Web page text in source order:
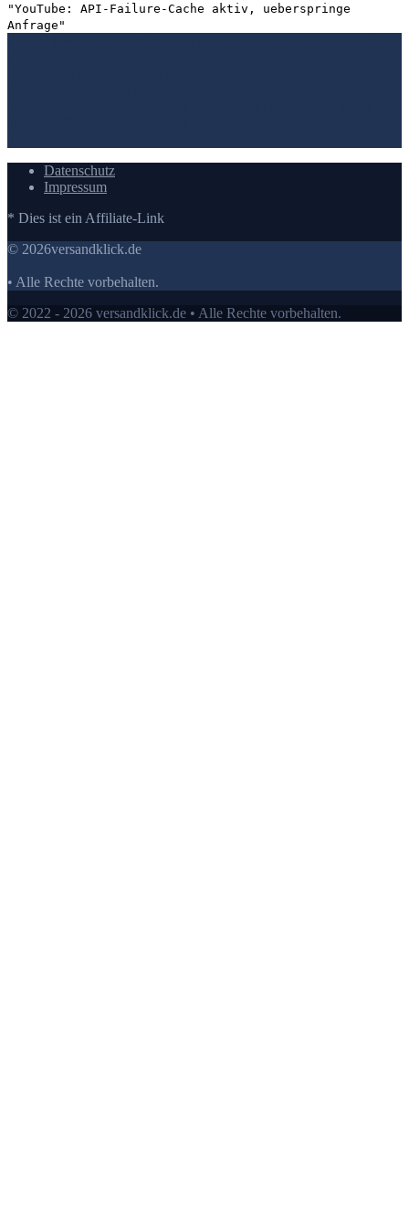
"YouTube: API-Failure-Cache aktiv, ueberspringe
Anfrage"
Datenschutz
Impressum
* Dies ist ein Affiliate-Link
© 2026versandklick.de
• Alle Rechte vorbehalten.
© 2022 - 2026 versandklick.de • Alle Rechte vorbehalten.